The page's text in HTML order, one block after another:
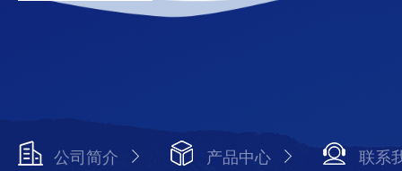
公司简介 产品中心 联系